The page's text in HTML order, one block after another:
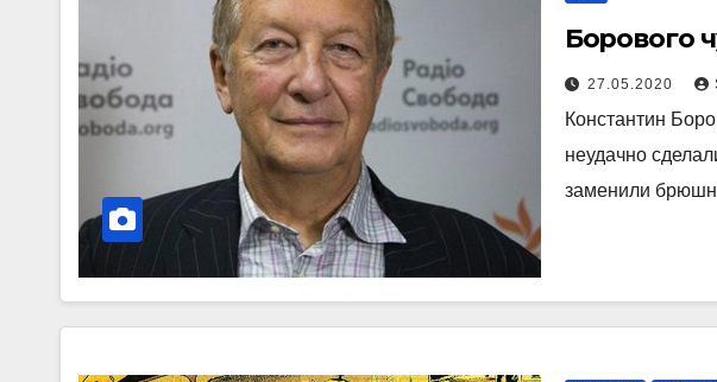
Борового
27.05.2020
Константин
неудачно
заменили